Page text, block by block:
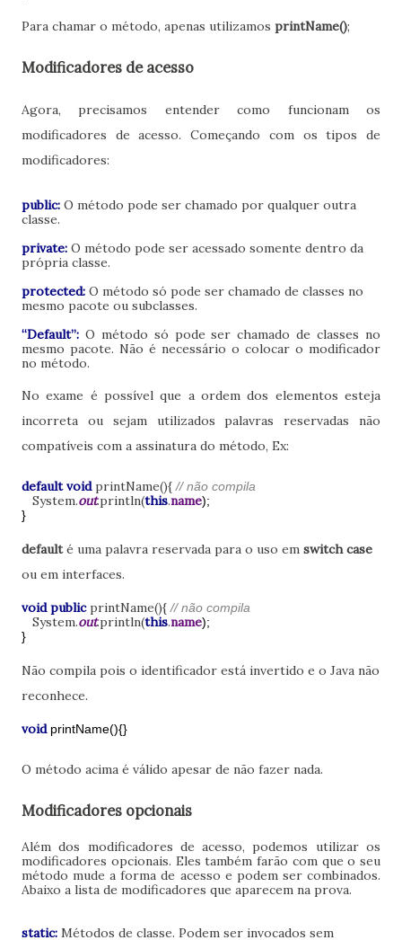
Para chamar o método, apenas utilizamos printName();
Modificadores de acesso
Agora, precisamos entender como funcionam os
modificadores de acesso. Começando com os tipos de
modificadores:
public: O método pode ser chamado por qualquer outra
classe.
private: O método pode ser acessado somente dentro da
própria classe.
protected: O método só pode ser chamado de classes no
mesmo pacote ou subclasses.
“Default”: O método só pode ser chamado de classes no
mesmo pacote. Não é necessário o colocar o modificador
no método.
No exame é possível que a ordem dos elementos esteja
incorreta ou sejam utilizados palavras reservadas não
compatíveis com a assinatura do método, Ex:
defaultvoid printName(){// não compila
System.out.println(this.name);
}
defaulté uma palavra reservada para o uso em switch case
ou em interfaces.
void public printName(){// não compila
System.out.println(this.name);
}
Não compila pois o identificador está invertido e o Java não
reconhece.
void printName(){}
O método acima é válido apesar de não fazer nada.
Modificadores opcionais
Além dos modificadores de acesso, podemos utilizar os
modificadores opcionais. Eles também farão com que o seu
método mude a forma de acesso e podem ser combinados.
Abaixo a lista de modificadores que aparecem na prova.
static: Métodos de classe. Podem ser invocados sem